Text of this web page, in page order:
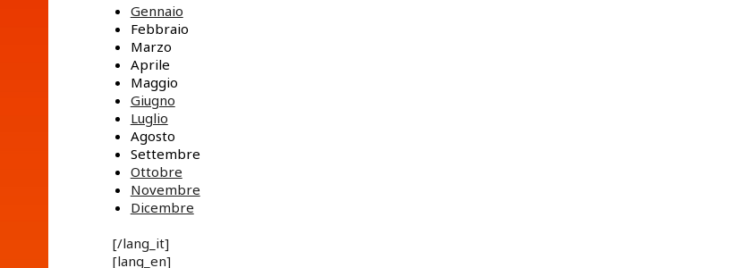
Gennaio
Febbraio
Marzo
Aprile
Maggio
Giugno
Luglio
Agosto
Settembre
Ottobre
Novembre
Dicembre
[/lang_it]
[lang_en]